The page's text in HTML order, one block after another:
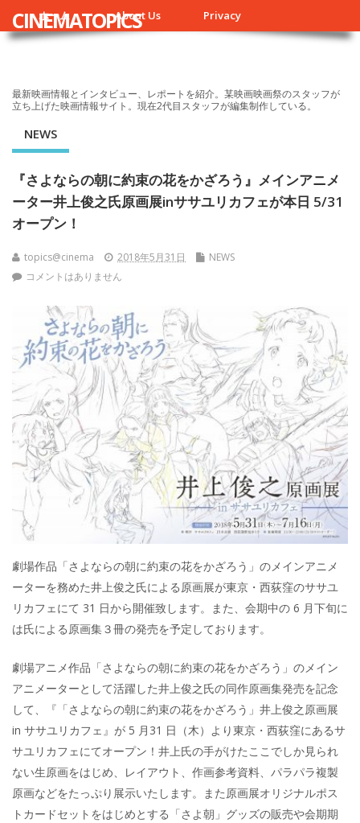
ホーム About Us Privacy
CINEMATOPICS
最新映画情報とインタビュー、レポートを紹介。某映画映画祭のスタッフが
立ち上げた映画情報サイト。現在2代目スタッフが編集制作している。
NEWS
『さよならの朝に約束の花をかざろう』メインアニメ
ーター井上俊之氏原画展inササユリカフェが本日 5/31
オープン！
topics@cinema 2018年5月31日
NEWS
コメントはありません
劇場作品「さよならの朝に約束の花をかざろう」のメインアニメ
ーターを務めた井上俊之氏による原画展が東京・西荻窪のササユ
リカフェにて 31 日から開催致します。また、会期中の 6 月下旬に
は氏による原画集３冊の発売を予定しております。
劇場アニメ作品「さよならの朝に約束の花をかざろう」のメイン
アニメーターとして活躍した井上俊之氏の同作原画集発売を記念
して、『「さよならの朝に約束の花をかざろう」井上俊之原画展
in ササユリカフェ』が 5 月31 日（木）より東京・西荻窪にあるサ
サユリカフェにてオープン！井上氏の手がけたここでしか見られ
ない生原画をはじめ、レイアウト、作画参考資料、パラパラ複製
原画などをたっぷり展示いたします。また原画展オリジナルポス
トカードセットをはじめとする「さよ朝」グッズの販売や会期期